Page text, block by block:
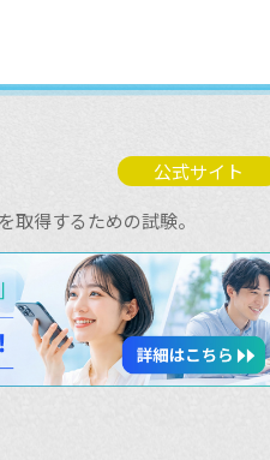
公式サイト
得するための試験。